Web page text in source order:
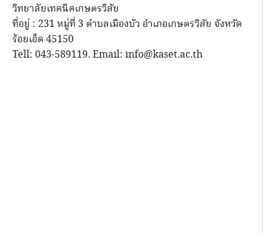
วิทยาลัยเทคนิคเกษตรวิสัย
ที่อยู่ : 231 หมู่ที่ 3 ตำบลเมืองบัว อำเภอเกษตรวิสัย จังหวัด
ร้อยเอ็ด 45150
Tell: 043-589119. Email: info@kaset.ac.th